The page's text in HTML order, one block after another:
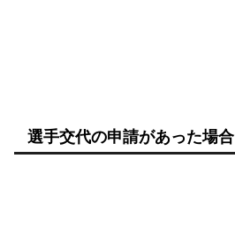
選手交代の申請があった場合